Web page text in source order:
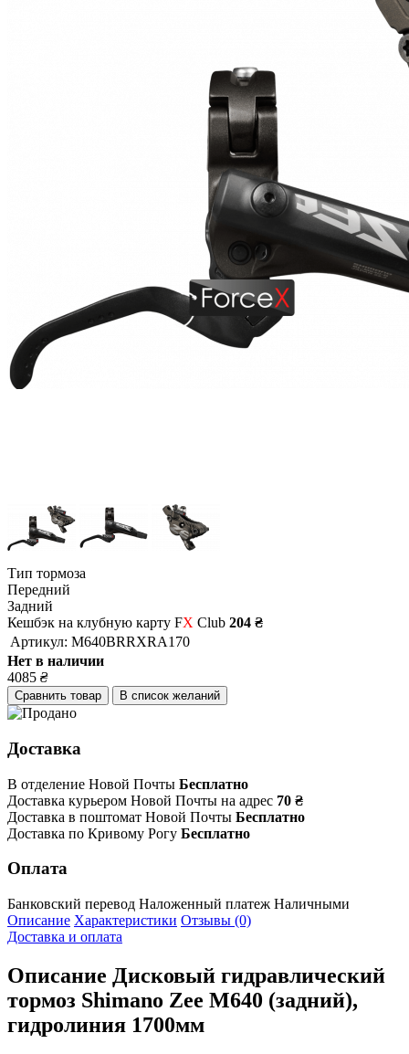
Тип тормоза
Передний
Задний
Кешбэк на клубную карту FX Club 204 ₴
Артикул: M640BRRXRA170
Нет в наличии
4085 ₴
Сравнить товар В список желаний
Доставка
В отделение Новой Почты Бесплатно
Доставка курьером Новой Почты на адрес 70 ₴
Доставка в поштомат Новой Почты Бесплатно
Доставка по Кривому Рогу Бесплатно
Оплата
Банковский перевод Наложенный платеж Наличными
Описание Характеристики Отзывы (0)
Доставка и оплата
Описание Дисковый гидравлический
тормоз Shimano Zee M640 (задний),
гидролиния 1700мм